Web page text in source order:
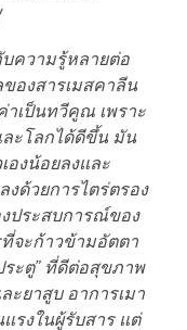
ความรู้หลายต่อ
องสารเมสคาลีน
เป็นทวีคูณ เพราะ
ละโลกได้ดีขึ้น มัน
องน้อยลงและ
ด้วยการไตร่ตรอง
ประสบการณ์ของ
จะก้าวข้ามอัตตา
ระตู” ที่ดีต่อสุขภาพ
ะยาสูบ อาการเมา
รงในผู้รับสาร แต่